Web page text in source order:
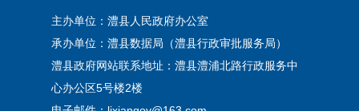
主办单位：澧县人民政府办公室
承办单位：澧县数据局（澧县行政审批服务局）
澧县政府网站联系地址：澧县澧浦北路行政服务中
心办公区5号楼2楼